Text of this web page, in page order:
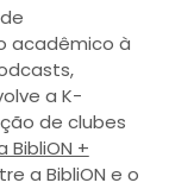
acadêmico à
a K-
de clubes
BibliON +
a BibliON e o